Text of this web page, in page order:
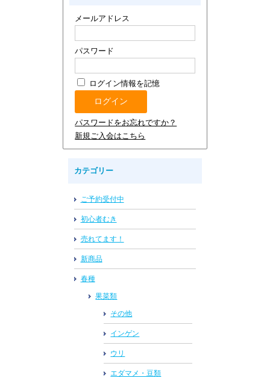
メールアドレス
パスワード
ログイン情報を記憶
パスワードをお忘れですか？
新規ご入会はこちら
カテゴリー
ご予約受付中
初心者むき
売れてます！
新商品
春種
果菜類
その他
インゲン
ウリ
エダマメ・豆類